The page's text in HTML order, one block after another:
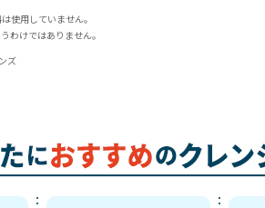
使用していません。
わけではありません。
ズ